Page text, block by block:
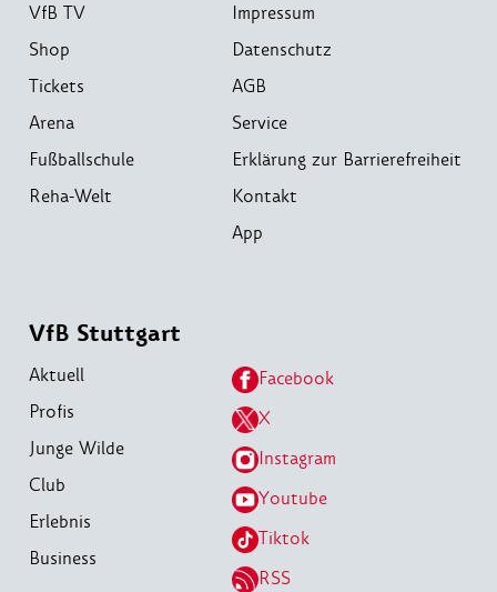
VfB TV
Shop
Tickets
Arena
Fußballschule
Reha-Welt
Impressum
Datenschutz
AGB
Service
Erklärung zur Barrierefreiheit
Kontakt
App
VfB Stuttgart
Aktuell
Profis
Junge Wilde
Club
Erlebnis
Business
Facebook
X
Instagram
Youtube
Tiktok
RSS